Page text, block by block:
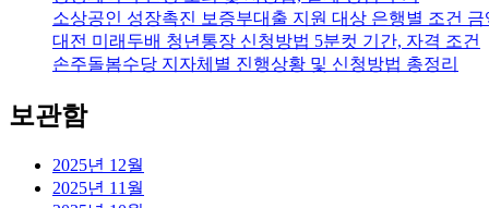
소상공인 성장촉진 보증부대출 지원 대상 은행별 조건 금
대전 미래두배 청년통장 신청방법 5분컷 기간, 자격 조건
손주돌봄수당 지자체별 진행상황 및 신청방법 총정리
보관함
2025년 12월
2025년 11월